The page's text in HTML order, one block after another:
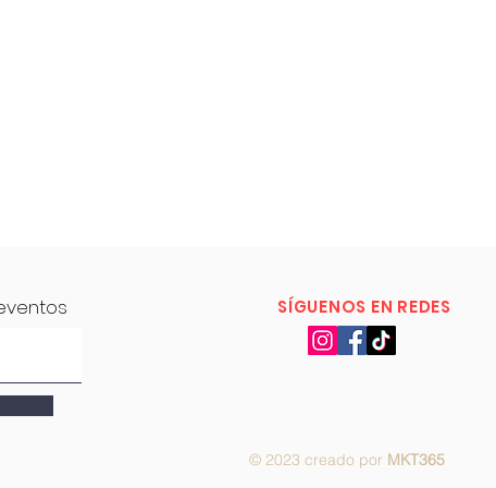
SÍGUENOS EN REDES
© 2023 creado por MKT365